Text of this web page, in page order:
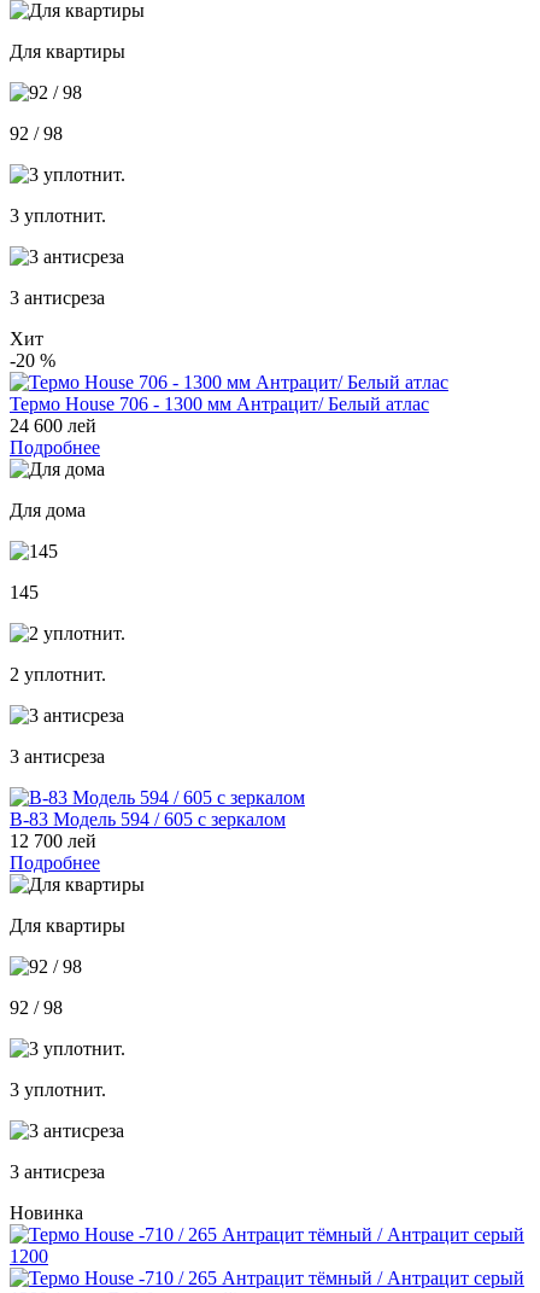
Для квартиры
92 / 98
3 уплотнит.
3 антисреза
Хит
-20 %
Термо House 706 - 1300 мм Антрацит/ Белый атлас
24 600 лей
Подробнее
Для дома
145
2 уплотнит.
3 антисреза
В-83 Модель 594 / 605 с зеркалом
12 700 лей
Подробнее
Для квартиры
92 / 98
3 уплотнит.
3 антисреза
Новинка